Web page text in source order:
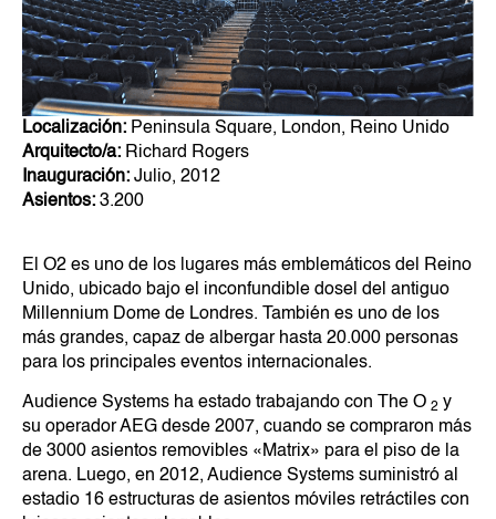
Localización: Peninsula Square, London, Reino Unido
Arquitecto/a: Richard Rogers
Inauguración: Julio, 2012
Asientos: 3.200
El O2 es uno de los lugares más emblemáticos del Reino
Unido, ubicado bajo el inconfundible dosel del antiguo
Millennium Dome de Londres. También es uno de los
más grandes, capaz de albergar hasta 20.000 personas
para los principales eventos internacionales.
Audience Systems ha estado trabajando con The O 2 y
su operador AEG desde 2007, cuando se compraron más
de 3000 asientos removibles «Matrix» para el piso de la
arena. Luego, en 2012, Audience Systems suministró al
estadio 16 estructuras de asientos móviles retráctiles con